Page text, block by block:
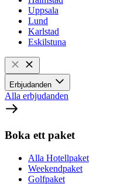
Uppsala
Lund
Karlstad
Eskilstuna
Erbjudanden
Alla erbjudanden
Boka ett paket
Alla Hotellpaket
Weekendpaket
Golfpaket